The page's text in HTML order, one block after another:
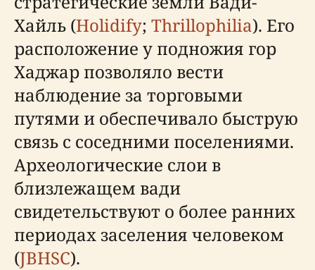
Хайль (Holidify; Thrillophilia). Его
расположение у подножия гор
Хаджар позволяло вести
наблюдение за торговыми
путями и обеспечивало быструю
связь с соседними поселениями.
Археологические слои в
близлежащем вади
свидетельствуют о более ранних
периодах заселения человеком
(JBHSC).